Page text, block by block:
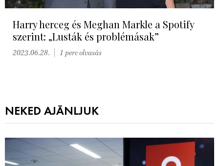
Harry herceg és Meghan Markle a Spotify
szerint: „Lusták és problémásak”
2023.06.28. 1 perc olvasás
NEKED AJÁNLJUK